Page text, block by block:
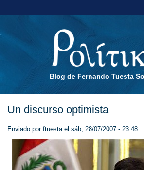
Blog de Fernando Tuesta
Un discurso optimista
Enviado por ftuestael sáb, 28/07/2007 - 23:48